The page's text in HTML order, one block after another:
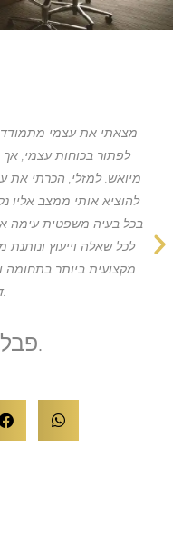
אנו מזמינים
התחייבות!
שברשותך על
האפשריות
נכון לך לפעול
עד כמה עו"ד יוליה סיאני עזרה
תמיד זמינה וקשובה